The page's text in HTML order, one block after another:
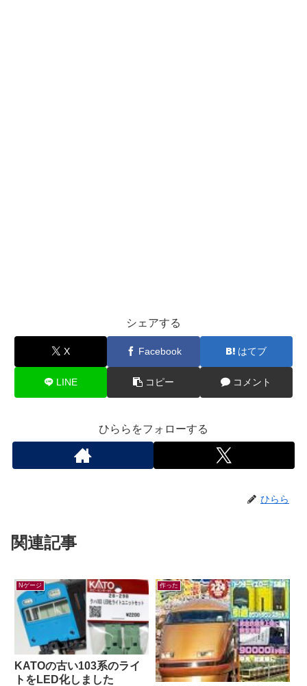
シェアする
X Facebook はてブ
LINE コピー コメント
ひららをフォローする
ひらら
関連記事
Nゲージ
KATOの古い103系のライ
トをLED化しました
作った